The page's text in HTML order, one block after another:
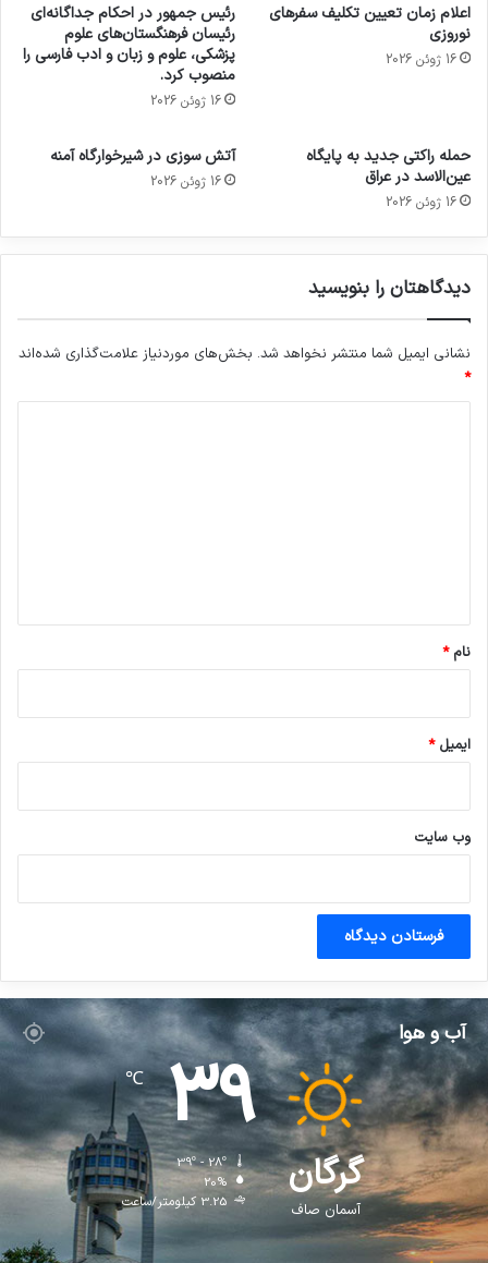
اعلام زمان تعیین تکلیف سفرهای
نوروزی
16 ژوئن 2026
رئیس جمهور در احکام جداگانه‌ای
رئیسان فرهنگستان‌های علوم
پزشکی، علوم و زبان و ادب فارسی را
منصوب کرد.
16 ژوئن 2026
حمله راکتی جدید به پایگاه
عین‌الاسد در عراق
16 ژوئن 2026
آتش سوزی در شیرخوارگاه آمنه
16 ژوئن 2026
دیدگاهتان را بنویسید
نشانی ایمیل شما منتشر نخواهد شد. بخش‌های موردنیاز علامت‌گذاری شده‌اند
*
نام*
ایمیل*
وب‌ سایت
آب و هوا
گرگان
آسمان صاف
39
℃
39º - 28º
20%
3.25 کیلومتر/ساعت